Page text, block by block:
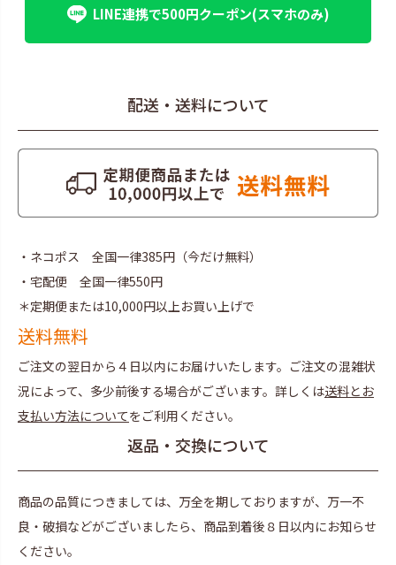
LINE連携で500円クーポン(スマホのみ)
配送・送料について
・ネコポス 全国一律385円（今だけ無料）
・宅配便 全国一律550円
＊定期便または10,000円以上お買い上げで
送料無料
ご注文の翌日から４日以内にお届けいたします。ご注文の混雑状
況によって、多少前後する場合がございます。詳しくは送料とお
支払い方法についてをご利用ください。
返品・交換について
商品の品質につきましては、万全を期しておりますが、万一不
良・破損などがございましたら、商品到着後８日以内にお知らせ
ください。